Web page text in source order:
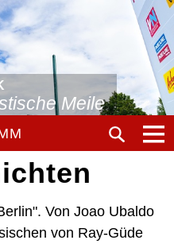
Meile
Von Joao Ubaldo
von Ray-Güde